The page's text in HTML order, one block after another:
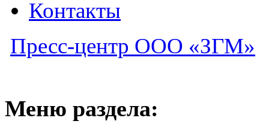
Контакты
Пресс-центр ООО «ЗГМ»
Меню раздела: